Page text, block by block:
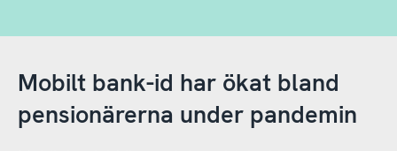
Mobilt bank-id har ökat bland
pensionärerna under pandemin